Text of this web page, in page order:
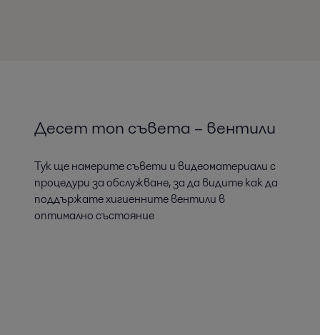
Десет топ съвета – вентили
Тук ще намерите съвети и видеоматериали с
процедури за обслужване, за да видите как да
поддържате хигиенните вентили в
оптимално състояние